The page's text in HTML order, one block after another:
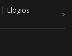
Elogios